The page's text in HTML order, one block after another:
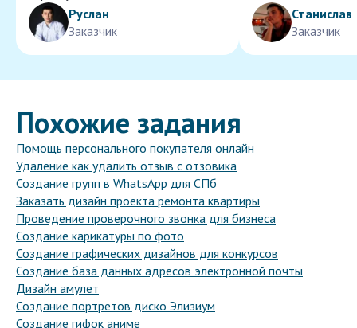
Руслан
Заказчик
Станислав
Заказчик
Похожие задания
Помощь персонального покупателя онлайн
Удаление как удалить отзыв с отзовика
Создание групп в WhatsApp для СПб
Заказать дизайн проекта ремонта квартиры
Проведение проверочного звонка для бизнеса
Создание карикатуры по фото
Создание графических дизайнов для конкурсов
Создание база данных адресов электронной почты
Дизайн амулет
Создание портретов диско Элизиум
Создание гифок аниме